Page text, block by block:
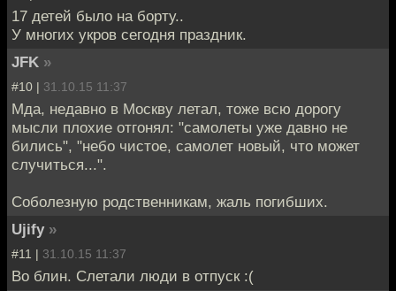
17 детей было на борту..
У многих укров сегодня праздник.
JFK »
#10 | 31.10.15 11:37
Мда, недавно в Москву летал, тоже всю дорогу
мысли плохие отгонял: "самолеты уже давно не
бились", "небо чистое, самолет новый, что может
случиться...".
Соболезную родственникам, жаль погибших.
Ujify »
#11 | 31.10.15 11:37
Во блин. Слетали люди в отпуск :(